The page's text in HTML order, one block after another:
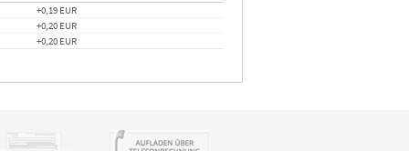
+0,19 EUR
+0,20 EUR
+0,20 EUR